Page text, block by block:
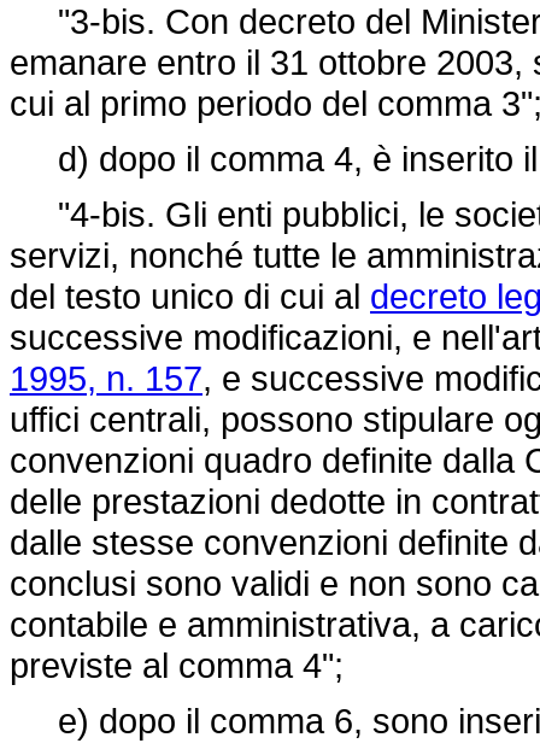
"3-bis. Con decreto del
emanare entro il 31 ottobre
cui al primo periodo del comma
d) dopo il comma 4, è inserito
"4-bis. Gli enti pubblici, le
servizi, nonché tutte le
del testo unico di cui al decreto
successive modificazioni, e
1995, n. 157, e successive
uffici centrali, possono stipulare
convenzioni quadro definite dalla
delle prestazioni dedotte in
dalle stesse convenzioni definite
conclusi sono validi e non sono
contabile e amministrativa, a
previste al comma 4";
e) dopo il comma 6, sono